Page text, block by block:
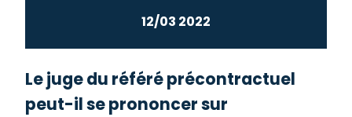
12/03 2022
Le juge du référé précontractuel
peut-il se prononcer sur